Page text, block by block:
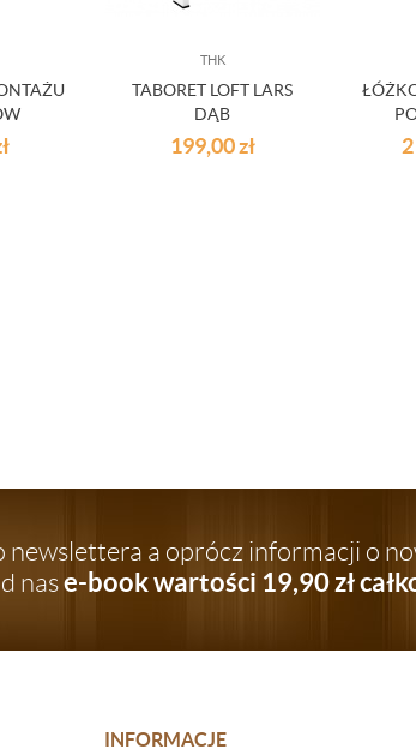
THK
TABORET LOFT LARS
DĄB
199,00zł
newslettera a oprócz informacji o
nase-book wartości 19,90 zł
INFORMACJE